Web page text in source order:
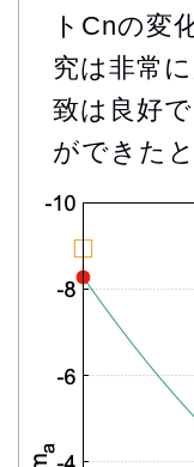
トCnの変
究は非常
致は良好
ができた